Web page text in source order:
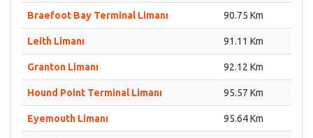
Braefoot Bay Terminal Limanı 90.75 Km
Leith Limanı 91.11 Km
Granton Limanı 92.12 Km
Hound Point Terminal Limanı 95.57 Km
Eyemouth Limanı 95.64 Km